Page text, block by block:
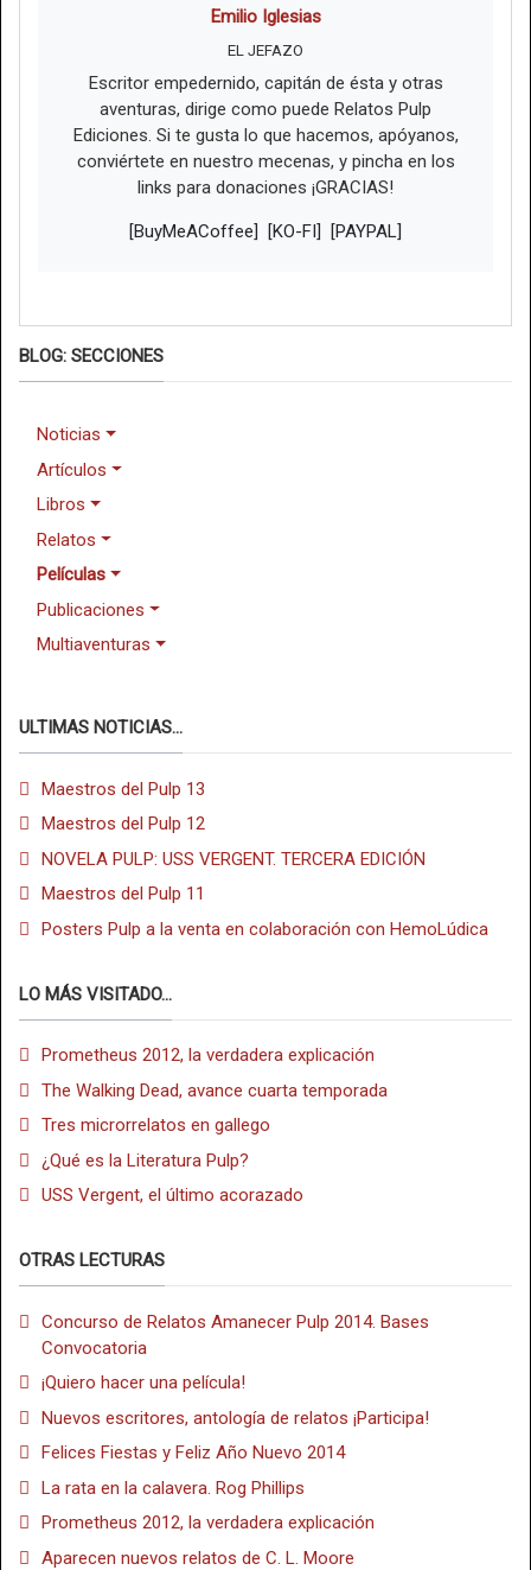
Emilio Iglesias
EL JEFAZO
Escritor empedernido, capitán de ésta y otras
aventuras, dirige como puede Relatos Pulp
Ediciones. Si te gusta lo que hacemos, apóyanos,
conviértete en nuestro mecenas, y pincha en los
links para donaciones ¡GRACIAS!
[BuyMeACoffee] [KO-FI] [PAYPAL]
BLOG: SECCIONES
Noticias
Artículos
Libros
Relatos
Películas
Publicaciones
Multiaventuras
ULTIMAS NOTICIAS...
Maestros del Pulp 13
Maestros del Pulp 12
NOVELA PULP: USS VERGENT. TERCERA EDICIÓN
Maestros del Pulp 11
Posters Pulp a la venta en colaboración con HemoLúdica
LO MÁS VISITADO...
Prometheus 2012, la verdadera explicación
The Walking Dead, avance cuarta temporada
Tres microrrelatos en gallego
¿Qué es la Literatura Pulp?
USS Vergent, el último acorazado
OTRAS LECTURAS
Concurso de Relatos Amanecer Pulp 2014. Bases
Convocatoria
¡Quiero hacer una película!
Nuevos escritores, antología de relatos ¡Participa!
Felices Fiestas y Feliz Año Nuevo 2014
La rata en la calavera. Rog Phillips
Prometheus 2012, la verdadera explicación
Aparecen nuevos relatos de C. L. Moore